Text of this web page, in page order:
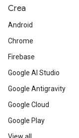
Crea
Android
Chrome
Firebase
Google AI Studio
Google Antigravity
Google Cloud
Google Play